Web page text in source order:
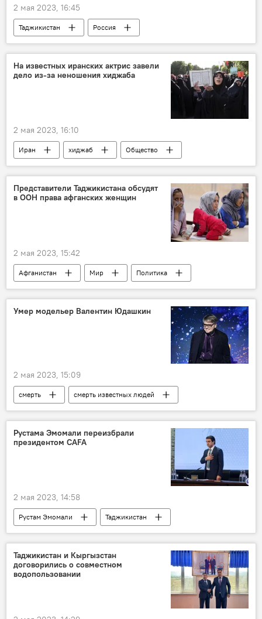
2 мая 2023, 16:45
Таджикистан
Россия
Великая Отечественная война (1941-1945)
Новости Худжанда и Согдийской области
9 мая - День Победы в Великой Отечественной войне
На известных иранских актрис завели
дело из-за неношения хиджаба
2 мая 2023, 16:10
Иран хиджаб
Общество
Мир
Религия ислам
Представители Таджикистана обсудят
в ООН права афганских женщин
2 мая 2023, 15:42
Афганистан Мир
Политика
Таджикистан
Катар
Умер модельер Валентин Юдашкин
2 мая 2023, 15:09
смерть
смерть известных людей
Россия
Общество
Рустама Эмомали переизбрали
президентом CAFA
2 мая 2023, 14:58
Рустам Эмомали
Таджикистан
футбол
Таджикистан: свежие новости спорта
Таджикистан и Кыргызстан
договорились о совместном
водопользовании